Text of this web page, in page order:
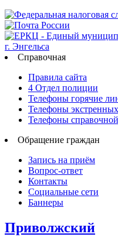
Справочная
Правила сайта
4 Отдел полиции
Телефоны горячие
Телефоны
Телефоны справочной
Обращение граждан
Запись на приём
Вопрос-ответ
Контакты
Социальные сети
Баннеры
Приволжский